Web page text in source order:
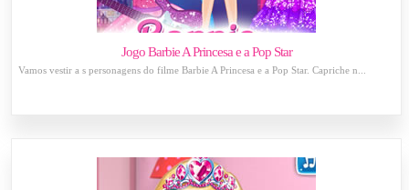
Jogo Barbie A Princesa e a Pop Star
Vamos vestir a s personagens do filme Barbie A Princesa e a Pop Star. Capriche n...